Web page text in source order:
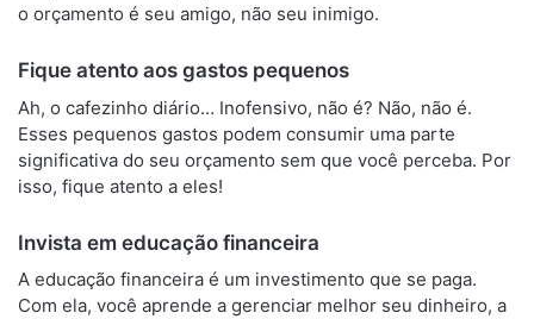
o orçamento é seu amigo, não seu inimigo.
Fique atento aos gastos pequenos
Ah, o cafezinho diário… Inofensivo, não é? Não, não é.
Esses pequenos gastos podem consumir uma parte
significativa do seu orçamento sem que você perceba. Por
isso, fique atento a eles!
Invista em educação financeira
A educação financeira é um investimento que se paga.
Com ela, você aprende a gerenciar melhor seu dinheiro, a